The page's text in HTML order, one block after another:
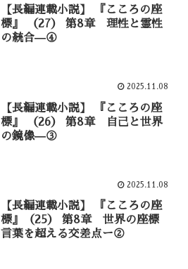
【長編連載小説】 『こころの座
標』 （27） 第8章 理性と霊性
の統合—④
2025.11.08
【長編連載小説】 『こころの座
標』 （26） 第8章 自己と世界
の鏡像—③
2025.11.08
【長編連載小説】 『こころの座
標』（25） 第8章 世界の座標
言葉を超える交差点ー②